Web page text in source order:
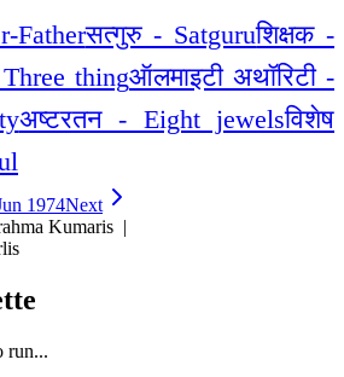
Fatherसत्गुरु - Satguruशिक्षक -
thingऑलमाइटी अथॉरिटी -
अष्टरतन - Eight jewelsविशेष
1974Next
Kumaris |
run...